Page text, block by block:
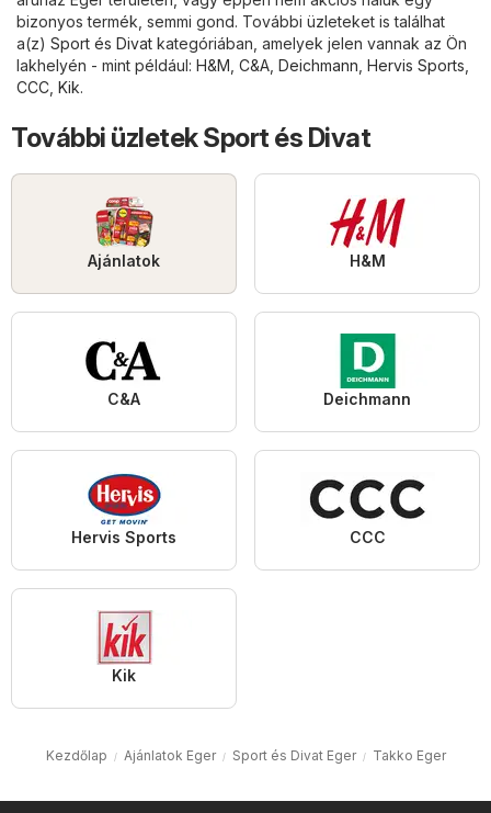
bizonyos termék, semmi gond. További üzleteket is találhat
a(z) Sport és Divat kategóriában, amelyek jelen vannak az Ön
lakhelyén - mint például: H&M C&A Deichmann Hervis Sports
CCC Kik.
További üzletek Sport és Divat
Ajánlatok H&M
C&A Deichmann
Hervis Sports CCC
Kik
Kezdőlap Ajánlatok Eger Sport és Divat Eger Takko Eger